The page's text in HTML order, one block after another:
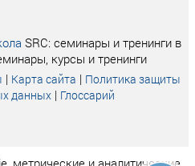
SRC: семинары и тренинги в
курсы и тренинги
| Карта сайта | Политика защиты
данных | Глоссарий
метрические и аналитические